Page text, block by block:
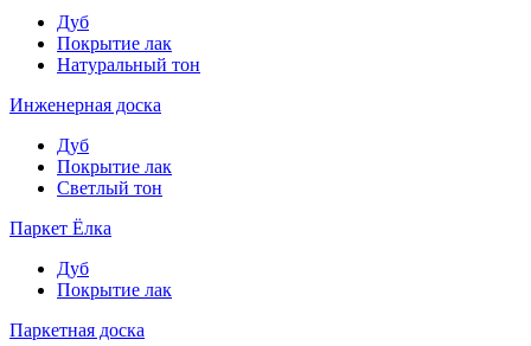
Дуб
Покрытие лак
Натуральный тон
Инженерная доска
Дуб
Покрытие лак
Светлый тон
Паркет Ёлка
Дуб
Покрытие лак
Паркетная доска